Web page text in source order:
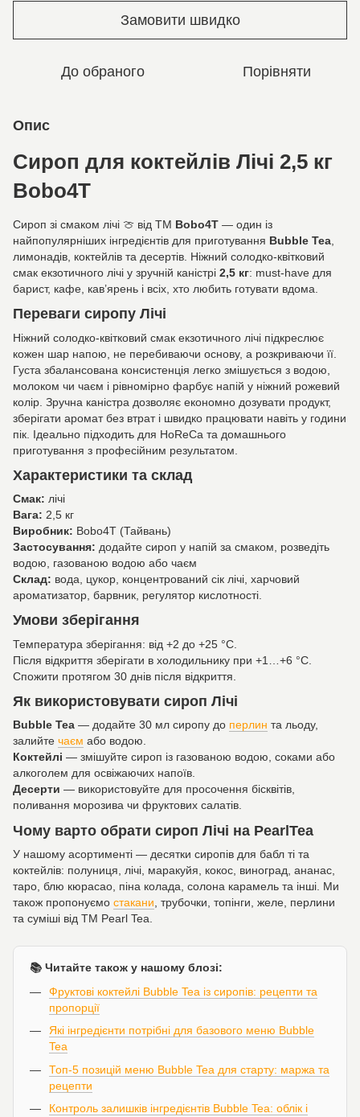
Замовити швидко
До обраного Порівняти
Опис
Сироп для коктейлів Лічі 2,5 кг
Bobo4T
Сироп зі смаком лічі 🍈 від ТМ Bobo4T — один із
найпопулярніших інгредієнтів для приготування Bubble Tea
лимонадів, коктейлів та десертів. Ніжний солодко-квітковий
смак екзотичного лічі у зручній каністрі 2,5 кг: must-have для
барист, кафе, кав’ярень і всіх, хто любить готувати вдома.
Переваги сиропу Лічі
Ніжний солодко-квітковий смак екзотичного лічі підкреслює
кожен шар напою, не перебиваючи основу, а розкриваючи її.
Густа збалансована консистенція легко змішується з водою,
молоком чи чаєм і рівномірно фарбує напій у ніжний рожевий
колір. Зручна каністра дозволяє економно дозувати продукт,
зберігати аромат без втрат і швидко працювати навіть у години
пік. Ідеально підходить для HoReCa та домашнього
приготування з професійним результатом.
Характеристики та склад
Смак: лічі
Вага: 2,5 кг
Виробник: Bobo4T (Тайвань)
Застосування: додайте сироп у напій за смаком, розведіть
водою, газованою водою або чаєм
Склад: вода, цукор, концентрований сік лічі, харчовий
ароматизатор, барвник, регулятор кислотності.
Умови зберігання
Температура зберігання: від +2 до +25 °C.
Після відкриття зберігати в холодильнику при +1…+6 °C.
Спожити протягом 30 днів після відкриття.
Як використовувати сироп Лічі
Bubble Tea — додайте 30 мл сиропу до перлин та льоду,
залийте чаєм або водою.
Коктейлі — змішуйте сироп із газованою водою, соками або
алкоголем для освіжаючих напоїв.
Десерти — використовуйте для просочення бісквітів,
поливання морозива чи фруктових салатів.
Чому варто обрати сироп Лічі на PearlTea
У нашому асортименті — десятки сиропів для бабл ті та
коктейлів: полуниця, лічі, маракуйя, кокос, виноград, ананас,
таро, блю кюрасао, піна колада, солона карамель та інші. Ми
також пропонуємо стакани , трубочки, топінги, желе, перлини
та суміші від ТМ Pearl Tea.
📚 Читайте також у нашому блозі:
Фруктові коктейлі Bubble Tea із сиропів: рецепти та
пропорції
Які інгредієнти потрібні для базового меню Bubble
Tea
Топ-5 позицій меню Bubble Tea для старту: маржа та
рецепти
Контроль залишків інгредієнтів Bubble Tea: облік і